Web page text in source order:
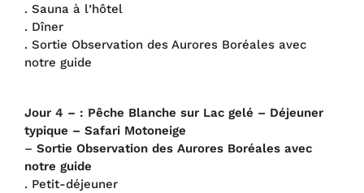
. Sauna à l’hôtel
. Dîner
. Sortie Observation des Aurores Boréales avec
notre guide
Jour 4 – : Pêche Blanche sur Lac gelé – Déjeuner
typique – Safari Motoneige
– Sortie Observation des Aurores Boréales avec
notre guide
. Petit-déjeuner